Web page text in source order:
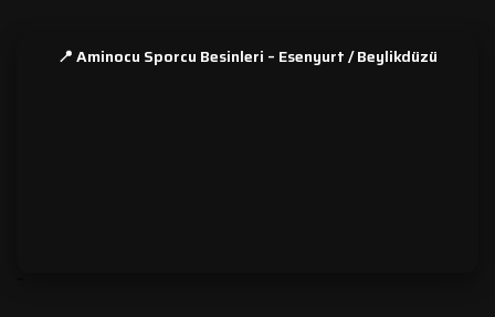
📍 Aminocu Sporcu Besinleri – Esenyurt / Beylikdüzü